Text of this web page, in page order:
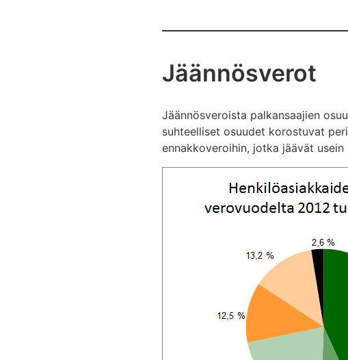
Jäännösverot
Jäännösveroista palkansaajien
suhteelliset osuudet korostuvat
ennakkoveroihin, jotka jäävät